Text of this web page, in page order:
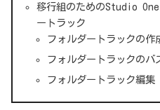
移行組のためのStudio
ートラック
フォルダートラックの作
フォルダートラックのバ
フォルダートラック編集